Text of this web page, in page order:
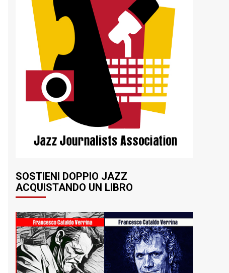
SOSTIENI DOPPIO JAZZ
ACQUISTANDO UN LIBRO